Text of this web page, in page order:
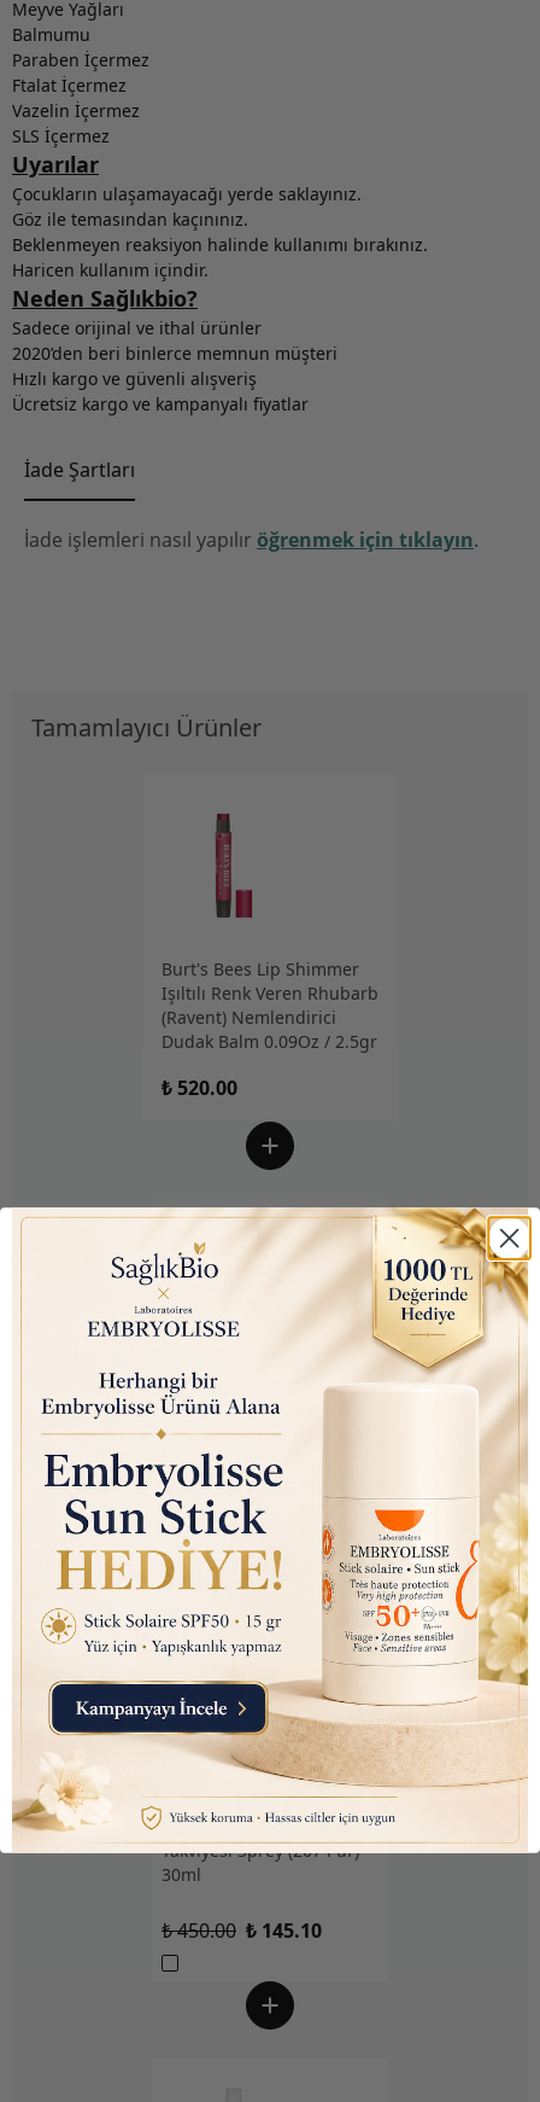
Meyve Yağları
Balmumu
Paraben İçermez
Ftalat İçermez
Vazelin İçermez
SLS İçermez
Uyarılar
Çocukların ulaşamayacağı yerde saklayınız.
Göz ile temasından kaçınınız.
Beklenmeyen reaksiyon halinde kullanımı bırakınız.
Haricen kullanım içindir.
Neden Sağlıkbio?
Sadece orijinal ve ithal ürünler
2020’den beri binlerce memnun müşteri
Hızlı kargo ve güvenli alışveriş
Ücretsiz kargo ve kampanyalı fiyatlar
İade Şartları
İade işlemleri nasıl yapılır öğrenmek için tıklayın.
Tamamlayıcı Ürünler
Burt's Bees Lip Shimmer
Işıltılı Renk Veren Rhubarb
(Ravent) Nemlendirici
Dudak Balm 0.09Oz / 2.5gr
₺ 520.00
Arm & Hammer Charcoal
White (Kömür Beyazı) Diş
Macunu 75ml
₺ 350.00 ₺ 145.00
Nutraxin D3K2 (Kemik ve
Bağışıklık Desteği) Gıda
Takviyesi Sprey (207 Puf)
30ml
₺ 450.00 ₺ 145.10